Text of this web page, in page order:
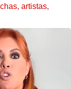
artistas,